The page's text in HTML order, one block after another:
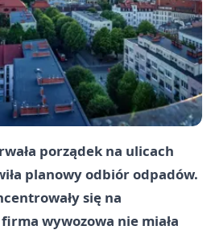
porządek na ulicach
planowy odbiór odpadów.
się na
wywozowa nie miała